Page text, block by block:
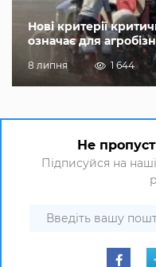
Нові критерії
означає для
8 липня 1 644
Не
Підписуйся на